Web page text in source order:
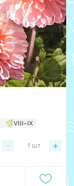
VIII–IX
− +
1 шт